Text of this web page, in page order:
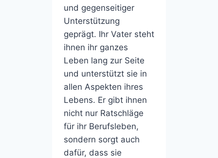
und gegenseitiger
Unterstützung
geprägt. Ihr Vater steht
ihnen ihr ganzes
Leben lang zur Seite
und unterstützt sie in
allen Aspekten ihres
Lebens. Er gibt ihnen
nicht nur Ratschläge
für ihr Berufsleben,
sondern sorgt auch
dafür, dass sie